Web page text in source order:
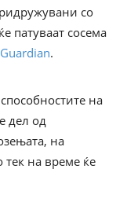
со
патуваат сосема
.
на
дел од
на
тек на време ќе